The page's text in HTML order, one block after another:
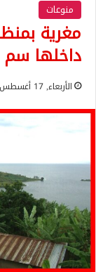
منوعات
مغرية
داخلها سم
الأربعاء, 17 أغسطس, 2022